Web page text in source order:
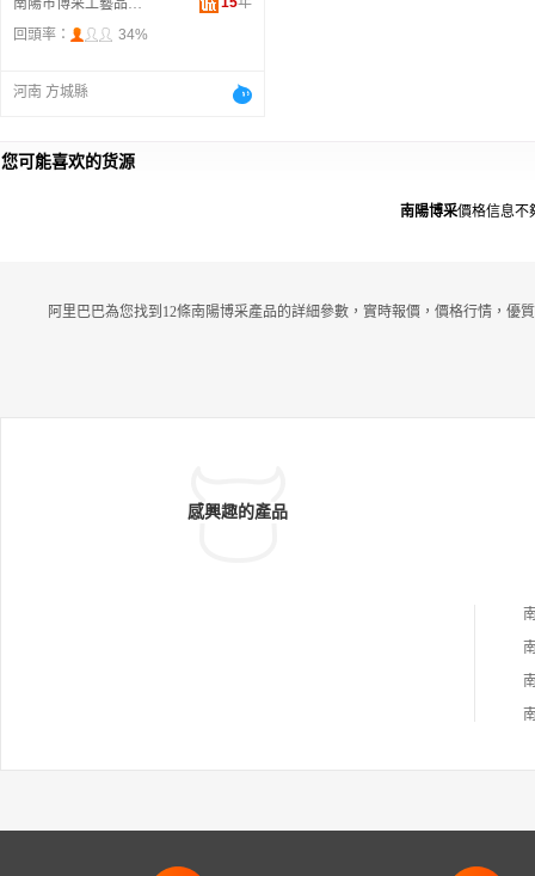
南陽市博采工藝品有限公司
回頭率：
34%
河南 方城縣
您可能喜欢的货源
南陽博采價格信息不
阿里巴巴為您找到12條南陽博采產品的詳細參數，實時報價，價格行情，優
感興趣的產品